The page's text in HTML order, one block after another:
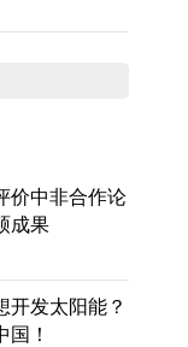
价中非合作论
成果
开发太阳能？
国！